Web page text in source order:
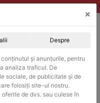
in sistemul SEAP / SICAP
CAUTARE
×
Despre
și anunțurile, pentru
analiza traficul. De
sociale, de publicitate și de
folosiți site-ul nostru.
de dvs. sau culese în